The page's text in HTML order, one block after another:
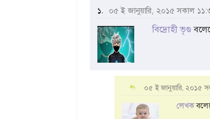
১. ০৫ ই জানুয়ারি, ২০১৫ সকাল
বিদ্রোহী ভৃগু
০৫ ই জানুয়ারি, ২০১৫
লেখক